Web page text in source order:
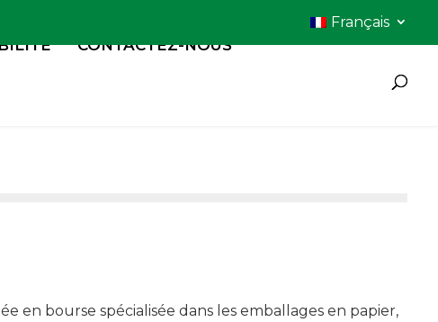
Français
CONTACTEZ-NOUS
en bourse spécialisée dans les emballages en papier,